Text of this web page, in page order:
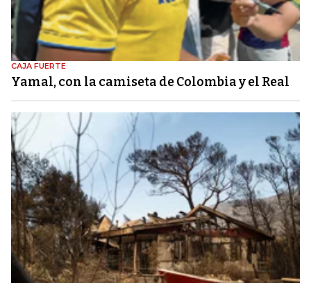
CAJA FUERTE
Yamal, con la camiseta de Colombia y el Real